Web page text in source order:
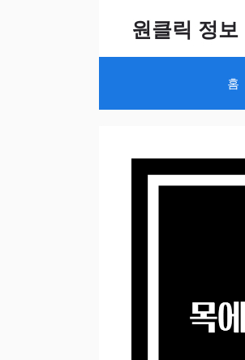
원클릭 정보
홈